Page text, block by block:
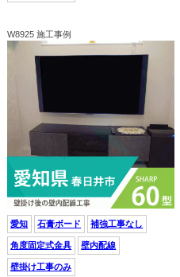
W8925 施工事例
愛知 石膏ボード 補強工事なし
角度固定式金具 壁内配線
壁掛け工事のみ